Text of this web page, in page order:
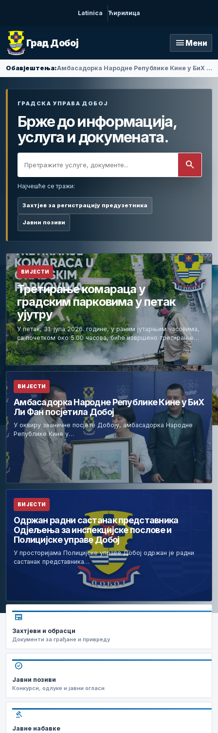
Latinica Ћирилица
Град Добој menu Мени
Обавјештења: Амбасадорка Народне Републике Кине у БиХ Ли Фан посјетила Добој
ГРАДСКА УПРАВА ДОБОЈ
Брже до информација,
услуга и докумената.
search
Најчешће се тражи:
Захтјев за регистрацију предузетника
Јавни позиви
ВИЈЕСТИ
Третирање комараца у
градским парковима у петак
ујутру
У петак, 31. јула 2026. године, у раним јутарњим часовима,
са почетком око 5.00 часова, биће извршено третирање…
ВИЈЕСТИ
Амбасадорка Народне Републике Кине у БиХ
Ли Фан посјетила Добој
У оквиру званичне посјете Добоју, амбасадорка Народне
Републике Кине у…
ВИЈЕСТИ
Одржан радни састанак представника
Одјељења за инспекцијске послове и
Полицијске управе Добој
У просторијама Полицијске управе Добој одржан је радни
састанак представника…
newspaper
Захтјеви и обрасци
Документи за грађане и привреду
check_circle
Јавни позиви
Конкурси, одлуке и јавни огласи
gavel
Јавне набавке